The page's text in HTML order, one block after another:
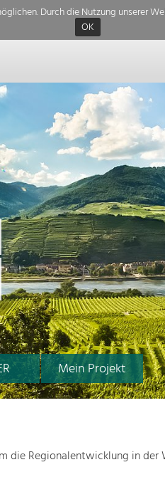
Durch die Nutzung unserer
OK
Mein Projekt
die Regionalentwicklung in der